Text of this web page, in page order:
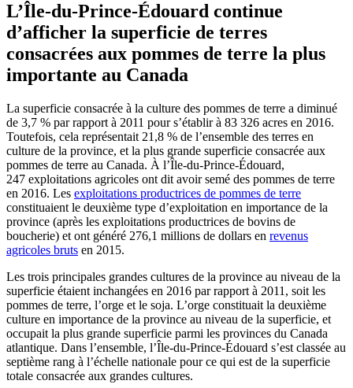
L’Île-du-Prince-Édouard continue
d’afficher la superficie de terres
consacrées aux pommes de terre la plus
importante au Canada
La superficie consacrée à la culture des pommes de terre a diminué
de 3,7 % par rapport à 2011 pour s’établir à 83 326 acres en 2016.
Toutefois, cela représentait 21,8 % de l’ensemble des terres en
culture de la province, et la plus grande superficie consacrée aux
pommes de terre au Canada. À l’Île-du-Prince-Édouard,
247 exploitations agricoles ont dit avoir semé des pommes de terre
en 2016. Les exploitations productrices de pommes de terre
constituaient le deuxième type d’exploitation en importance de la
province (après les exploitations productrices de bovins de
boucherie) et ont généré 276,1 millions de dollars en revenus
agricoles bruts en 2015.
Les trois principales grandes cultures de la province au niveau de la
superficie étaient inchangées en 2016 par rapport à 2011, soit les
pommes de terre, l’orge et le soja. L’orge constituait la deuxième
culture en importance de la province au niveau de la superficie, et
occupait la plus grande superficie parmi les provinces du Canada
atlantique. Dans l’ensemble, l’Île-du-Prince-Édouard s’est classée au
septième rang à l’échelle nationale pour ce qui est de la superficie
totale consacrée aux grandes cultures.